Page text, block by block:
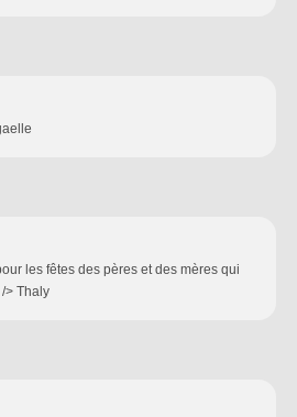
les fêtes des pères et des mères qui
> Thaly